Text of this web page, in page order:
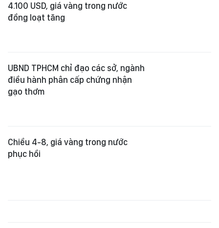
4.100 USD, giá vàng trong nước
đồng loạt tăng
UBND TPHCM chỉ đạo các sở, ngành
điều hành phân cấp chứng nhận
gạo thơm
Chiều 4-8, giá vàng trong nước
phục hồi